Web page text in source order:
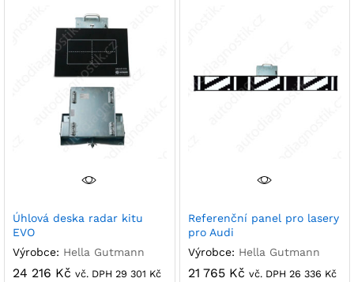
Úhlová deska radar kitu
EVO
Výrobce: Hella Gutmann
24 216 Kč vč. DPH 29 301 Kč
Referenční panel pro lasery
pro Audi
Výrobce: Hella Gutmann
21 765 Kč vč. DPH 26 336 Kč